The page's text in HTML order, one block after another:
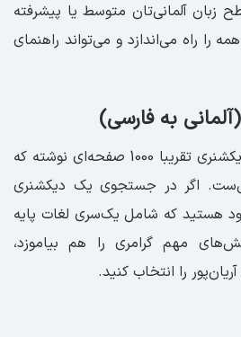
زبان آلمانی‌تان متوسط یا پیشرفته
را راه می‌اندازد و می‌تواند راهنمای
به فارسی)
امیر اشرف آریان‌پور یک دیکشنری تقریبا 1000 صفحه‌ای نوشته که
آلمانی‌ست. اگر در جستجوی یک دیکشنری
هستید که شامل یک‌سری لغات پایه
مهم گرامری را هم بیاموزد،
را انتخاب کنید.